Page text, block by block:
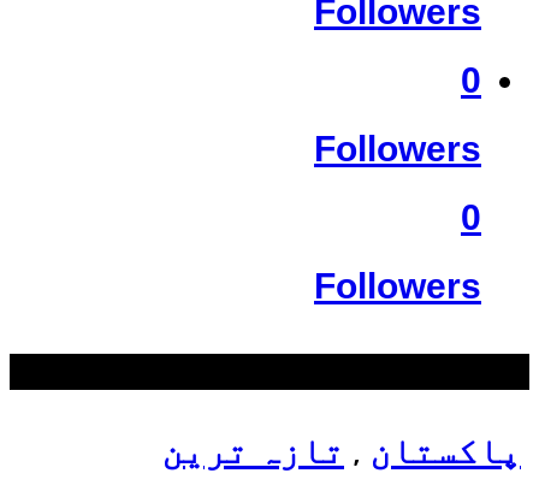
Followers
0
Followers
0
Followers
پاکستان , تازہ ترین